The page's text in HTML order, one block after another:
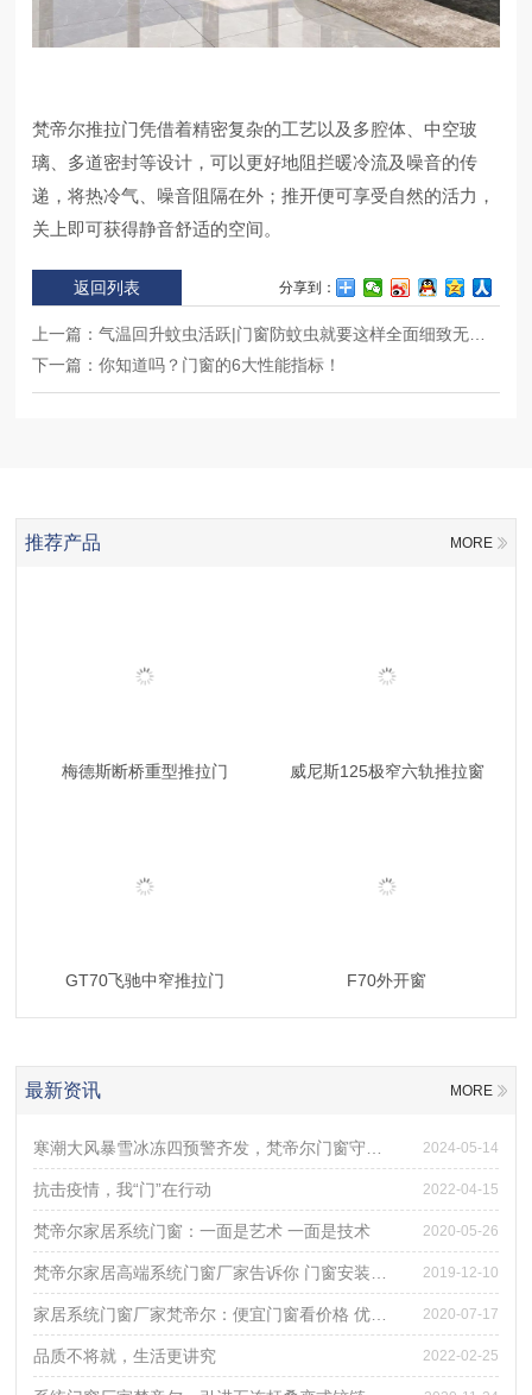
梵帝尔推拉门凭借着精密复杂的工艺以及多腔体、中空玻
璃、多道密封等设计，可以更好地阻拦暖冷流及噪音的传
递，将热冷气、噪音阻隔在外；推开便可享受自然的活力，
关上即可获得静音舒适的空间。
返回列表 分享到：
上一篇：气温回升蚊虫活跃|门窗防蚊虫就要这样全面细致无漏洞
下一篇：你知道吗？门窗的6大性能指标！
推荐产品 MORE
梅德斯断桥重型推拉门 威尼斯125极窄六轨推拉窗
GT70飞驰中窄推拉门 F70外开窗
最新资讯 MORE
2024-05-14
抗击疫情，我“门”在行动 2022-04-15
梵帝尔家居系统门窗：一面是艺术 一面是技术 2020-05-26
2019-12-10
2020-07-17
品质不将就，生活更讲究 2022-02-25